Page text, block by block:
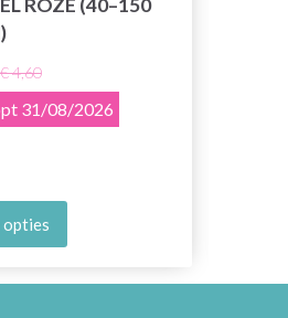
€ 4,60
31/08/2026
opties